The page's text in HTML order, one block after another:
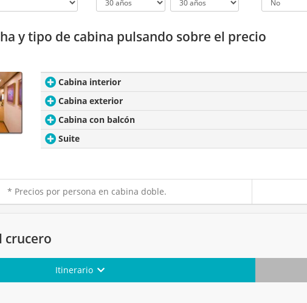
y tipo de cabina pulsando sobre el precio
Cabina interior
Cabina exterior
Cabina con balcón
Suite
* Precios por persona en cabina doble.
crucero
Itinerario